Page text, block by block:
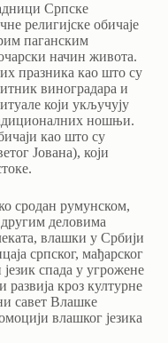
Српске
религијске обичаје
паганским
начин живота.
празника као што су
виноградара и
који укључују
ношњи.
као што су
Јована), који
сродан румунском,
деловима
влашки у Србији
српског, мађарског
спада у угрожене
развија кроз културне
савет Влашке
влашког језика